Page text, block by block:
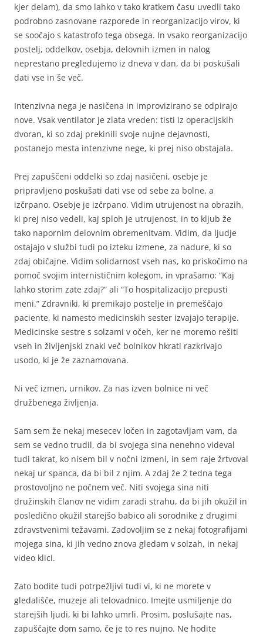
kjer delam), da smo lahko v tako kratkem času uvedli tako
podrobno zasnovane razporede in reorganizacijo virov, ki
se soočajo s katastrofo tega obsega. In vsako reorganizacijo
postelj, oddelkov, osebja, delovnih izmen in nalog
neprestano pregledujemo iz dneva v dan, da bi poskušali
dati vse in še več.
Intenzivna nega je nasičena in improvizirano se odpirajo
nove. Vsak ventilator je zlata vreden: tisti iz operacijskih
dvoran, ki so zdaj prekinili svoje nujne dejavnosti,
postanejo mesta intenzivne nege, ki prej niso obstajala.
Prej zapuščeni oddelki so zdaj nasičeni, osebje je
pripravljeno poskušati dati vse od sebe za bolne, a
izčrpano. Osebje je izčrpano. Vidim utrujenost na obrazih,
ki prej niso vedeli, kaj sploh je utrujenost, in to kljub že
tako napornim delovnim obremenitvam. Vidim, da ljudje
ostajajo v službi tudi po izteku izmene, za nadure, ki so
zdaj običajne. Vidim solidarnost vseh nas, ko priskočimo na
pomoč svojim internističnim kolegom, in vprašamo: “Kaj
lahko storim zate zdaj?” ali “To hospitalizacijo prepusti
meni.” Zdravniki, ki premikajo postelje in premeščajo
paciente, ki namesto medicinskih sester izvajajo terapije.
Medicinske sestre s solzami v očeh, ker ne moremo rešiti
vseh in življenjski znaki več bolnikov hkrati razkrivajo
usodo, ki je že zaznamovana.
Ni več izmen, urnikov. Za nas izven bolnice ni več
družbenega življenja.
Sam sem že nekaj mesecev ločen in zagotavljam vam, da
sem se vedno trudil, da bi svojega sina nenehno videval
tudi takrat, ko nisem bil v nočni izmeni, in sem raje žrtvoval
nekaj ur spanca, da bi bil z njim. A zdaj že 2 tedna tega
prostovoljno ne počnem več. Niti svojega sina niti
družinskih članov ne vidim zaradi strahu, da bi jih okužil in
posledično okužil starejšo babico ali sorodnike z drugimi
zdravstvenimi težavami. Zadovoljim se z nekaj fotografijami
mojega sina, ki jih vedno znova gledam v solzah, in nekaj
video klici.
Zato bodite tudi potrpežljivi tudi vi, ki ne morete v
gledališče, muzeje ali telovadnico. Imejte usmiljenje do
starejših ljudi, ki bi lahko umrli. Prosim, poslušajte nas,
zapuščajte dom samo, če je to res nujno. Ne hodite